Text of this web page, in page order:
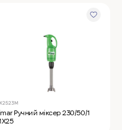
Ручний міксер 230/50/1